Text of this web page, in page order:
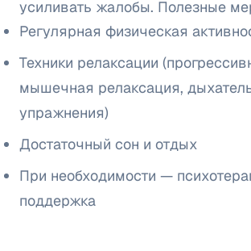
усиливать жалобы. Полезные
Регулярная физическая
Техники релаксации
мышечная релаксация,
упражнения)
Достаточный сон и отдых
При необходимости —
поддержка